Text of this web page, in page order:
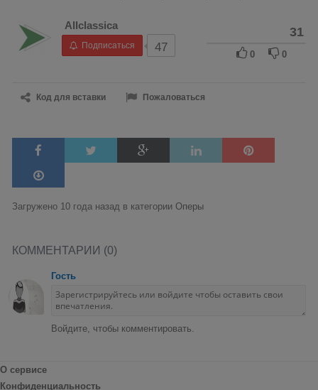
Allclassica
Подписаться 47
31
0 0
Код для вставки Пожаловаться
Загружено 10 года назад в категории Оперы
КОММЕНТАРИИ (0)
Гость
Войдите, чтобы комментировать.
О сервисе
Конфиденциальность